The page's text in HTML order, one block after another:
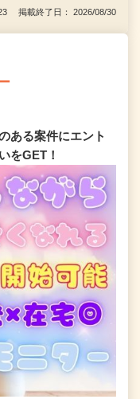
掲載終了日： 2026/08/30
ある案件にエント
をGET！